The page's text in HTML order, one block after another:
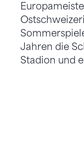
Jahren die
Stadion und